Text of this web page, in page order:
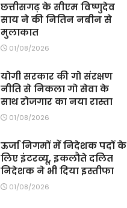
छत्तीसगढ़ के सीएम विष्णुदेव
साय ने की नितिन नबीन से
मुलाकात
01/08/2026
योगी सरकार की गो संरक्षण
नीति से निकला गो सेवा के
साथ रोजगार का नया रास्ता
01/08/2026
ऊर्जा निगमों में निदेशक पदों के
लिए इंटरव्यू, इकलौते दलित
निदेशक ने भी दिया इस्तीफा
01/08/2026